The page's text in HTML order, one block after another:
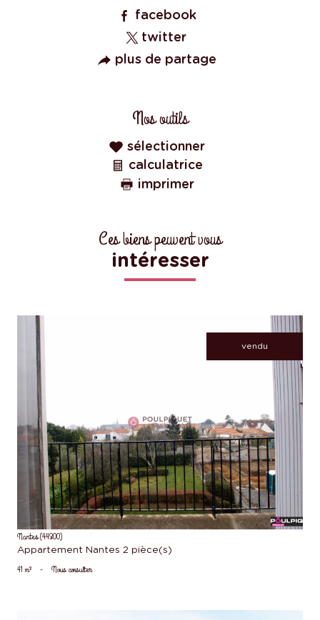
facebook
twitter
plus de partage
Nos outils
sélectionner
calculatrice
imprimer
Ces biens peuvent vous
intéresser
vendu
voir le bien
Nantes (44300)
Appartement Nantes 2 pièce(s)
41 m²
- Nous consulter